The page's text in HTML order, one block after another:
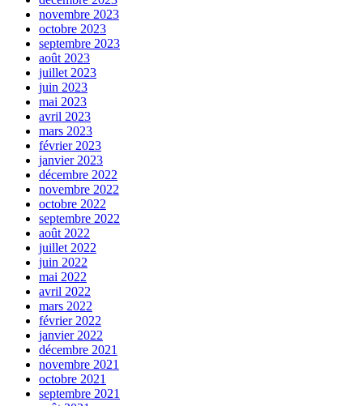
novembre 2023
octobre 2023
septembre 2023
août 2023
juillet 2023
juin 2023
mai 2023
avril 2023
mars 2023
février 2023
janvier 2023
décembre 2022
novembre 2022
octobre 2022
septembre 2022
août 2022
juillet 2022
juin 2022
mai 2022
avril 2022
mars 2022
février 2022
janvier 2022
décembre 2021
novembre 2021
octobre 2021
septembre 2021